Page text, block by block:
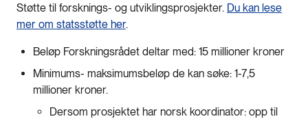
Støtte til forsknings- og utviklingsprosjekter. Du kan lese
mer om statsstøtte her.
Beløp Forskningsrådet deltar med: 15 millioner kroner
Minimums- maksimumsbeløp de kan søke: 1-7,5
millioner kroner.
Dersom prosjektet har norsk koordinator: opp til